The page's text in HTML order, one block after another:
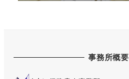
事務所概要